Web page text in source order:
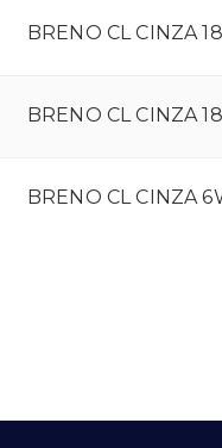
BRENO CL CINZA
BRENO CL CINZA
BRENO CL CINZA